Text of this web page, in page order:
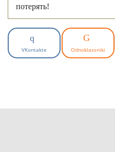
потерять!
VKontakte Odnoklassniki